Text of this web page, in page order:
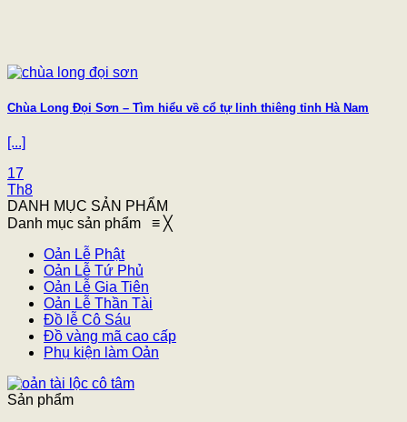
Chùa Long Đọi Sơn – Tìm hiểu về cổ tự linh thiêng tỉnh Hà Nam
[...]
17
Th8
DANH MỤC SẢN PHẨM
Danh mục sản phẩm ≡ ╳
Oản Lễ Phật
Oản Lễ Tứ Phủ
Oản Lễ Gia Tiên
Oản Lễ Thần Tài
Đồ lễ Cô Sáu
Đồ vàng mã cao cấp
Phụ kiện làm Oản
Sản phẩm